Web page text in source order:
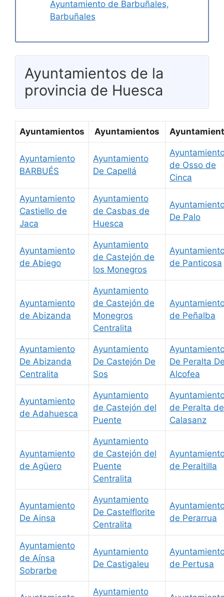
Ayuntamiento de Barbuñales,
Barbuñales
Ayuntamientos de la
provincia de Huesca
Ayuntamientos Ayuntamientos
Ayuntamiento
BARBUÉS
Ayuntamiento
De Capellá
de Osso de
Cinca
Ayuntamiento
Castiello de
Jaca
Ayuntamiento
de Casbas de
Huesca
De Palo
Ayuntamiento
de Abiego
Ayuntamiento
de Castejón de
los Monegros
de Panticosa
Ayuntamiento
de Abizanda
Ayuntamiento
de Castejón de
Monegros
Centralita
de Peñalba
Ayuntamiento
De Abizanda
Centralita
Ayuntamiento
De Castejón De
Sos
De Peralta
Alcofea
Ayuntamiento
de Adahuesca
Ayuntamiento
de Castejón del
Puente
de Peralta de
Calasanz
Ayuntamiento
de Agüero
Ayuntamiento
de Castejón del
Puente
Centralita
de Peraltilla
Ayuntamiento
De Ainsa
Ayuntamiento
De Castelflorite
Centralita
de Perarrua
Ayuntamiento
de Aínsa
Sobrarbe
Ayuntamiento
De Castigaleu
de Pertusa
Ayuntamiento